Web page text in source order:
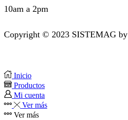
10am a 2pm
Copyright © 2023 SISTEMAG by
Inicio
Productos
Mi cuenta
Ver más
Ver más